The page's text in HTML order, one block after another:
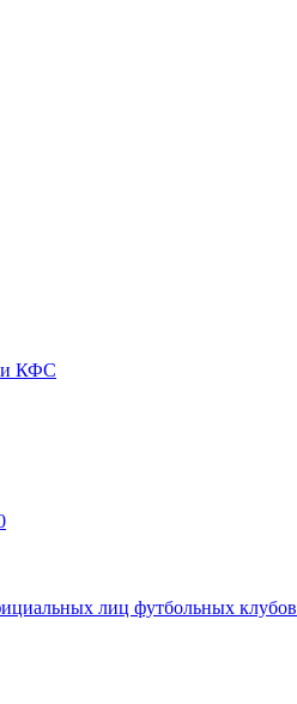
КФС
лиц футбольных клубов